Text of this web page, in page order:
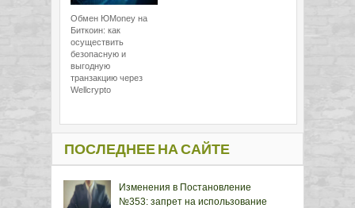
Обмен ЮMoney на
Биткоин: как
осуществить
безопасную и
выгодную
транзакцию через
Wellcrypto
ПОСЛЕДНЕЕ НА САЙТЕ
Изменения в Постановление
№353: запрет на использование